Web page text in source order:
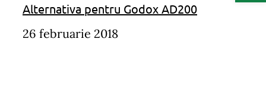
Alternativa pentru Godox AD200
26 februarie 2018